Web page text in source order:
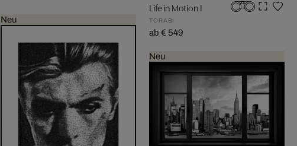
Neu
Life in Motion I
TORABI
ab € 549
Neu